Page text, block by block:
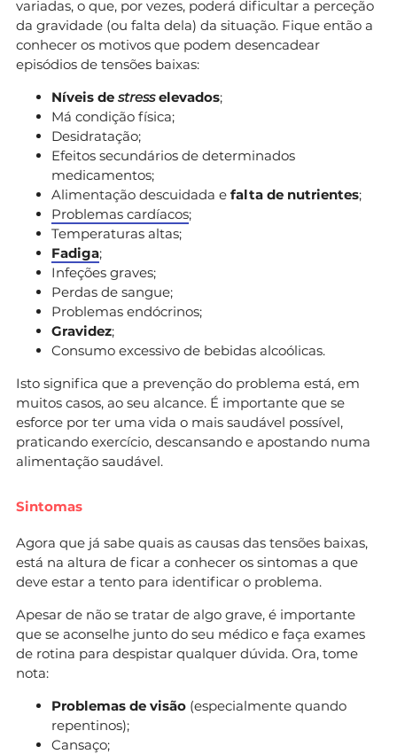
variadas, o que, por vezes, poderá dificultar a perceção
da gravidade (ou falta dela) da situação. Fique então a
conhecer os motivos que podem desencadear
episódios de tensões baixas:
Níveis de stresselevados;
Má condição física;
Desidratação;
Efeitos secundários de determinados
medicamentos;
Alimentação descuidada e falta de nutrientes;
Problemas cardíacos;
Temperaturas altas;
Fadiga;
Infeções graves;
Perdas de sangue;
Problemas endócrinos;
Gravidez;
Consumo excessivo de bebidas alcoólicas.
Isto significa que a prevenção do problema está, em
muitos casos, ao seu alcance. É importante que se
esforce por ter uma vida o mais saudável possível,
praticando exercício, descansando e apostando numa
alimentação saudável.
Sintomas
Agora que já sabe quais as causas das tensões baixas,
está na altura de ficar a conhecer os sintomas a que
deve estar a tento para identificar o problema.
Apesar de não se tratar de algo grave, é importante
que se aconselhe junto do seu médico e faça exames
de rotina para despistar qualquer dúvida. Ora, tome
nota:
Problemas de visão (especialmente quando
repentinos);
Cansaço;